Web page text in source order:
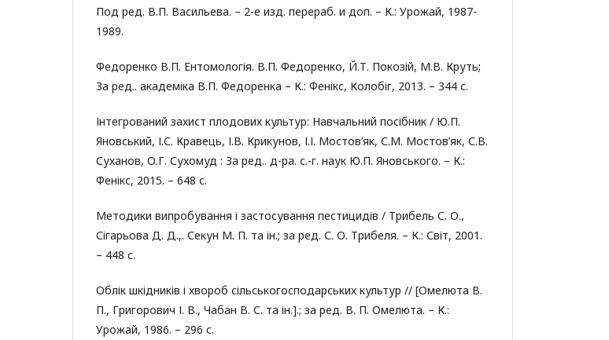
Под ред. В.П. Васильева. – 2-е изд. перераб. и доп. – К.: Урожай, 1987-
1989.
Федоренко В.П. Ентомологія. В.П. Федоренко, Й.Т. Покозій, М.В. Круть;
За ред.. академіка В.П. Федоренка – К.: Фенікс, Колобіг, 2013. – 344 с.
Інтегрований захист плодових культур: Навчальний посібник / Ю.П.
Яновський, І.С. Кравець, І.В. Крикунов, І.І. Мостов’як, С.М. Мостов’як, С.В.
Суханов, О.Г. Сухомуд : За ред.. д-ра. с.-г. наук Ю.П. Яновського. – К.:
Фенікс, 2015. – 648 с.
Методики випробування і застосування пестицидів / Трибель С. О.,
Сігарьова Д. Д.,. Секун М. П. та ін.; за ред. С. О. Трибеля. – К.: Світ, 2001.
– 448 с.
Облік шкідників і хвороб сільськогосподарських культур // [Омелюта В.
П., Григорович І. В., Чабан В. С. та ін.].; за ред. В. П. Омелюта. – К.:
Урожай, 1986. – 296 с.